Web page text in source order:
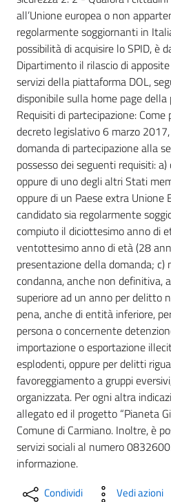
all’Unione europea o non
regolarmente soggiornanti in
possibilità di acquisire lo SPID, è
Dipartimento il rilascio di
servizi della piattaforma DOL,
disponibile sulla home page
Requisiti di partecipazione:
decreto legislativo 6 marzo
domanda di partecipazione alla
possesso dei seguenti requisiti:
oppure di uno degli altri Stati
oppure di un Paese extra Unione
candidato sia regolarmente
compiuto il diciottesimo anno di
ventottesimo anno di età (28
presentazione della domanda;
condanna, anche non definitiva,
superiore ad un anno per delitto
pena, anche di entità inferiore,
persona o concernente
importazione o esportazione
esplodenti, oppure per delitti
favoreggiamento a gruppi
organizzata. Per ogni altra
allegato ed il progetto “Pianeta
Comune di Carmiano. Inoltre, è
servizi sociali al numero
informazione.
Condividi Vedi azioni